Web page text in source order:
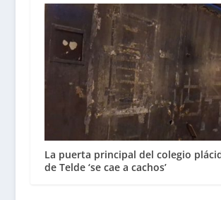
La puerta principal del colegio
de Telde ‘se cae a cachos’